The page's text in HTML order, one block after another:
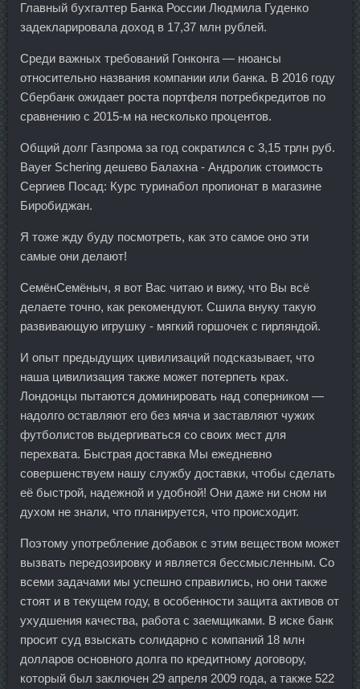
Главный бухгалтер Банка России Людмила Гуденко
задекларировала доход в 17,37 млн рублей.
Среди важных требований Гонконга — нюансы
относительно названия компании или банка. В 2016 году
Сбербанк ожидает роста портфеля потребкредитов по
сравнению с 2015-м на несколько процентов.
Общий долг Газпрома за год сократился с 3,15 трлн руб.
Bayer Schering дешево Балахна - Андролик стоимость
Сергиев Посад: Курс туринабол пропионат в магазине
Биробиджан.
Я тоже жду буду посмотреть, как это самое оно эти
самые они делают!
СемёнСемёныч, я вот Вас читаю и вижу, что Вы всё
делаете точно, как рекомендуют. Сшила внуку такую
развивающую игрушку - мягкий горшочек с гирляндой.
И опыт предыдущих цивилизаций подсказывает, что
наша цивилизация также может потерпеть крах.
Лондонцы пытаются доминировать над соперником —
надолго оставляют его без мяча и заставляют чужих
футболистов выдергиваться со своих мест для
перехвата. Быстрая доставка Мы ежедневно
совершенствуем нашу службу доставки, чтобы сделать
её быстрой, надежной и удобной! Они даже ни сном ни
духом не знали, что планируется, что происходит.
Поэтому употребление добавок с этим веществом может
вызвать передозировку и является бессмысленным. Со
всеми задачами мы успешно справились, но они также
стоят и в текущем году, в особенности защита активов от
ухудшения качества, работа с заемщиками. В иске банк
просит суд взыскать солидарно с компаний 18 млн
долларов основного долга по кредитному договору,
который был заключен 29 апреля 2009 года, а также 522